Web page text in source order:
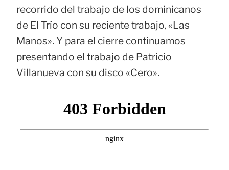
recorrido del trabajo de los dominicanos
de El Trío con su reciente trabajo, «Las
Manos». Y para el cierre continuamos
presentando el trabajo de Patricio
Villanueva con su disco «Cero».